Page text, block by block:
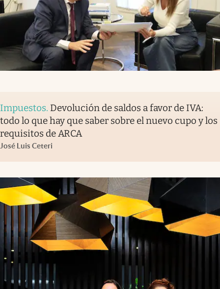
Impuestos. Devolución de saldos a favor de IVA:
todo lo que hay que saber sobre el nuevo cupo y los
requisitos de ARCA
José Luis Ceteri